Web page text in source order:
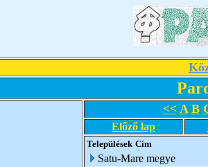
<< A B
Előző lap
Települések Cím
Satu-Mare megye